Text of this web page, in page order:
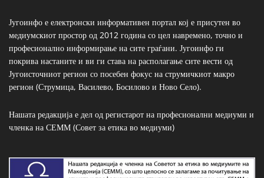
Југоинфо е електронски информативен портал кој е присутен во
медиумскиот простор од 2012 година со цел навремено, точно и
професионално информирање на сите граѓани. Југоинфо ги
покрива настаните и ви ги става на располагање сите вести од
Југоисточниот регион со посебен фокус на струмичкиот макро
регион (Струмица, Василево, Босилово и Ново Село).
Нашата редакција е дел од регистарот на професионални медиуми и
членка на СЕММ (Совет за етика во медиуми)